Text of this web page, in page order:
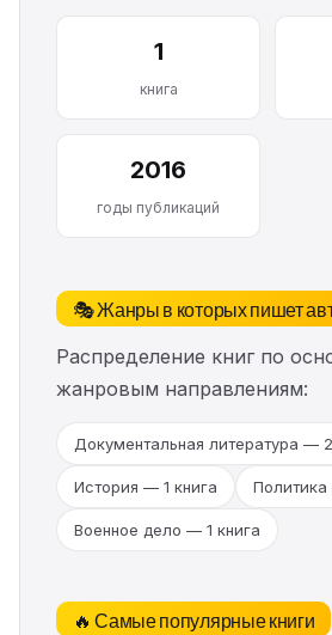
1
книга
2016
годы публикаций
🎭 Жанры в которых пишет
Распределение книг по
жанровым направлениям:
Документальная литература —
История — 1 книга Политика
Военное дело — 1 книга
🔥 Самые популярные книги